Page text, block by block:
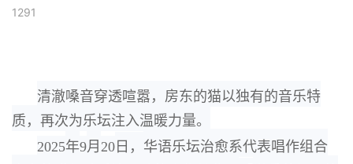
1291
清澈嗓音穿透喧嚣， 房东的猫以独有的音乐特
质， 再次为乐坛注入温暖力量。
2025年9月 20 日， 华语乐坛治愈系代表唱作组合